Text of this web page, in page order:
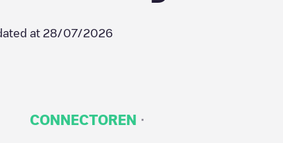
at 28/07/2026
CONNECTOREN ·